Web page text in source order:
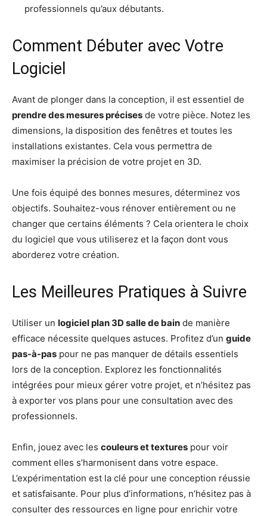
professionnels qu’aux débutants.
Comment Débuter avec Votre
Logiciel
Avant de plonger dans la conception, il est essentiel de
prendre des mesures précises de votre pièce. Notez les
dimensions, la disposition des fenêtres et toutes les
installations existantes. Cela vous permettra de
maximiser la précision de votre projet en 3D.
Une fois équipé des bonnes mesures, déterminez vos
objectifs. Souhaitez-vous rénover entièrement ou ne
changer que certains éléments ? Cela orientera le choix
du logiciel que vous utiliserez et la façon dont vous
aborderez votre création.
Les Meilleures Pratiques à Suivre
Utiliser un logiciel plan 3D salle de bain de manière
efficace nécessite quelques astuces. Profitez d’un guide
pas-à-pas pour ne pas manquer de détails essentiels
lors de la conception. Explorez les fonctionnalités
intégrées pour mieux gérer votre projet, et n’hésitez pas
à exporter vos plans pour une consultation avec des
professionnels.
Enfin, jouez avec les couleurs et textures pour voir
comment elles s’harmonisent dans votre espace.
L’expérimentation est la clé pour une conception réussie
et satisfaisante. Pour plus d’informations, n’hésitez pas à
consulter des ressources en ligne pour enrichir votre